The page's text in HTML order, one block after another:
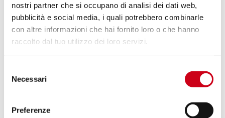
nostri partner che si occupano di analisi dei dati web,
pubblicità e social media, i quali potrebbero combinarle
con altre informazioni che hai fornito loro o che hanno
raccolto dal tuo utilizzo dei loro servizi.
delNecessari
Preferenze
1 200,00 CHF
DÉTAILS
PRODUIT
Compare
Paire de caches en fibre de carbone